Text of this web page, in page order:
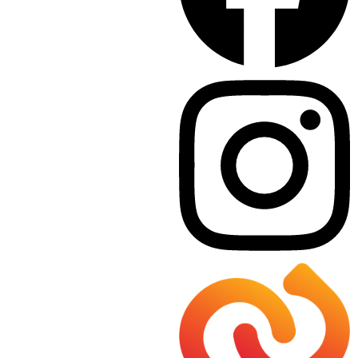
Sport, Freizeit & Kultur
Bildung, Kinderbetreuung & Schule
Jugend, Familie & Senior:innen
Gesundheit & Soziales
Verkehr & Wirtschaft
Kontakt
gde@premstaetten.gv.at
Hauptplatz 1, 8141 Premstätten
Hilfreiches